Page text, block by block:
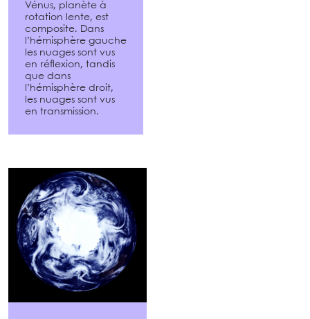
Vénus, planète à
rotation lente, est
composite. Dans
l’hémisphère gauche
les nuages sont vus
en réflexion, tandis
que dans
l’hémisphère droit,
les nuages sont vus
en transmission.